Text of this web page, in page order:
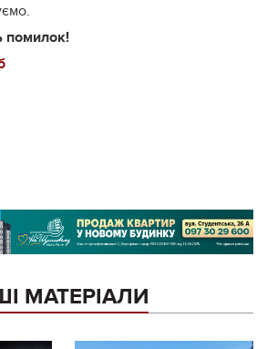
помилок!
МАТЕРІАЛИ